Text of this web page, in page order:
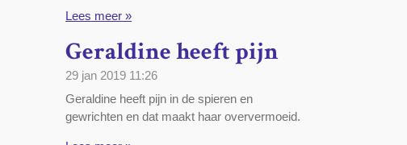
Lees meer »
Geraldine heeft pijn
29 jan 2019 11:26
Geraldine heeft pijn in de spieren en
gewrichten en dat maakt haar oververmoeid.